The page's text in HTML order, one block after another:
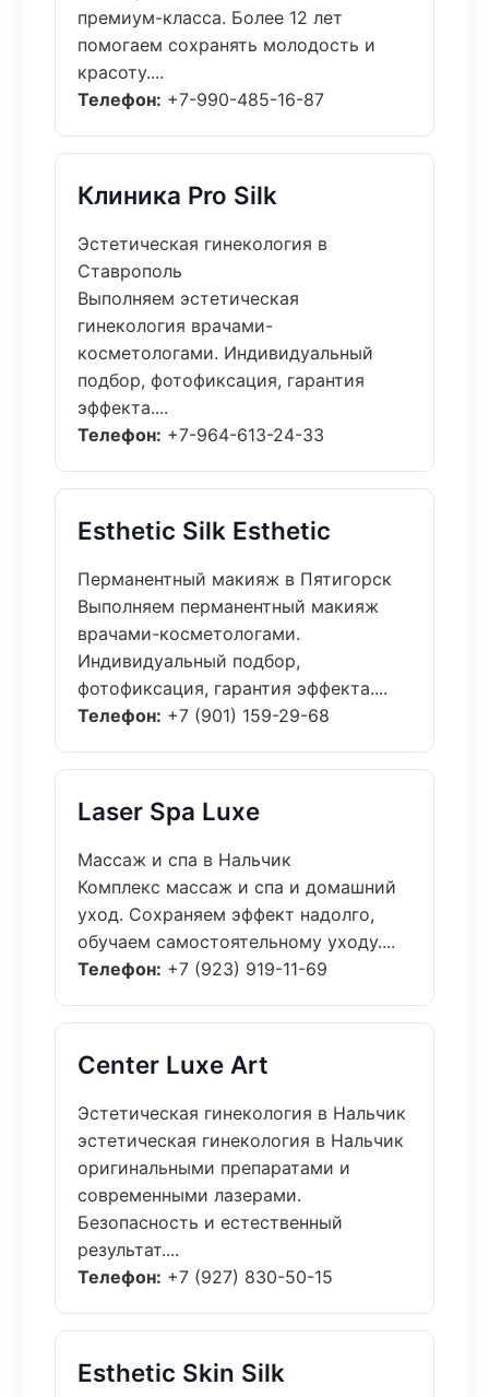
премиум-класса. Более 12 лет
помогаем сохранять молодость и
красоту....
Телефон: +7-990-485-16-87
Клиника Pro Silk
Эстетическая гинекология в
Ставрополь
Выполняем эстетическая
гинекология врачами-
косметологами. Индивидуальный
подбор, фотофиксация, гарантия
эффекта....
Телефон: +7-964-613-24-33
Esthetic Silk Esthetic
Перманентный макияж в Пятигорск
Выполняем перманентный макияж
врачами-косметологами.
Индивидуальный подбор,
фотофиксация, гарантия эффекта....
Телефон: +7 (901) 159-29-68
Laser Spa Luxe
Массаж и спа в Нальчик
Комплекс массаж и спа и домашний
уход. Сохраняем эффект надолго,
обучаем самостоятельному уходу....
Телефон: +7 (923) 919-11-69
Center Luxe Art
Эстетическая гинекология в Нальчик
эстетическая гинекология в Нальчик
оригинальными препаратами и
современными лазерами.
Безопасность и естественный
результат....
Телефон: +7 (927) 830-50-15
Esthetic Skin Silk